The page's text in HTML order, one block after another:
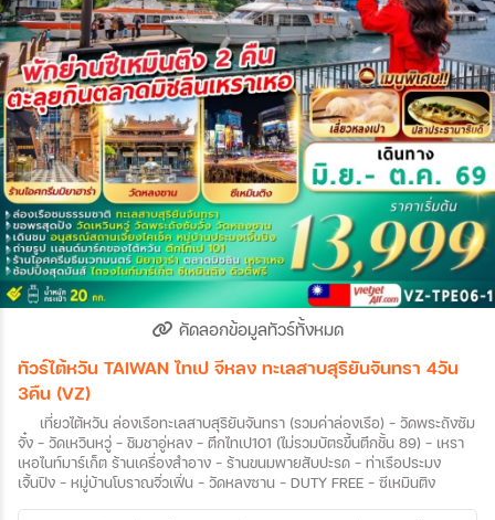
คัดลอกข้อมูลทัวร์ทั้งหมด
ทัวร์ไต้หวัน TAIWAN ไทเป จีหลง ทะเลสาบสุริยันจันทรา 4วัน
3คืน (VZ)
เที่ยวไต้หวัน ล่องเรือทะเลสาบสุริยันจันทรา (รวมค่าล่องเรือ) – วัดพระถังซัม
จั๋ง – วัดเหวินหวู่ - ชิมชาอู่หลง – ตึกไทเป101 (ไม่รวมบัตรขึ้นตึกชั้น 89) – เหรา
เหอไนท์มาร์เก็ต ร้านเครื่องสำอาง - ร้านขนมพายสับปะรด – ท่าเรือประมง
เจิ้นปิง – หมู่บ้านโบราณจิ่วเฟิ่น - วัดหลงซาน - DUTY FREE – ซีเหมินติง